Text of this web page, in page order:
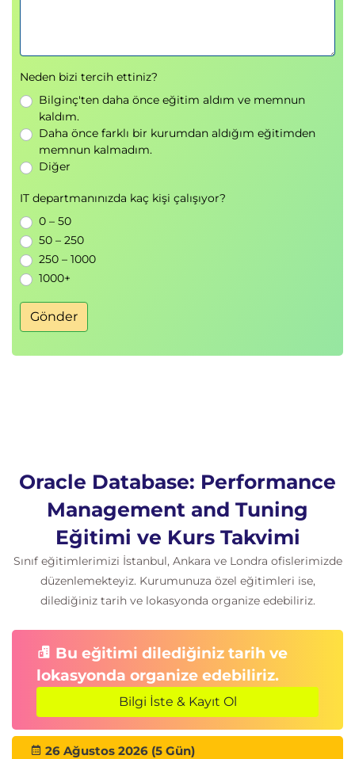
7. Real Application Testing
SQL Performance Analyzer ile değişiklik etkisini
ölçme
Database Replay ile sistem testi yapma
Gerçek zamanlı veritabanı işlemlerinin
izlenmesi
Uygulama bazlı servis yönetimi
8. Bellek Yapısı ve Ayarları
Shared Pool optimizasyonu
In-Memory Column Store tanımı ve
konfigürasyonu
SQL performansını iyileştirmede In-Memory
kullanımı
Diğer Oracle özellikleriyle birlikte çalışma
Neden bizi tercih ettiniz?
Bilginç'ten daha önce eğitim aldım ve memnun
kaldım.
Daha önce farklı bir kurumdan aldığım eğitimden
memnun kalmadım.
Diğer
IT departmanınızda kaç kişi çalışıyor?
0 – 50
50 – 250
250 – 1000
1000+
Gönder
Oracle Database: Performance
Management and Tuning
Eğitimi ve Kurs Takvimi
Sınıf eğitimlerimizi İstanbul, Ankara ve Londra ofislerimizde
düzenlemekteyiz. Kurumunuza özel eğitimleri ise,
dilediğiniz tarih ve lokasyonda organize edebiliriz.
Bu eğitimi dilediğiniz tarih ve
lokasyonda organize edebiliriz.
Bilgi İste & Kayıt Ol
26 Ağustos 2026 (5 Gün)